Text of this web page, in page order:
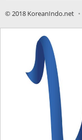
© 2018 KoreanIndo.net